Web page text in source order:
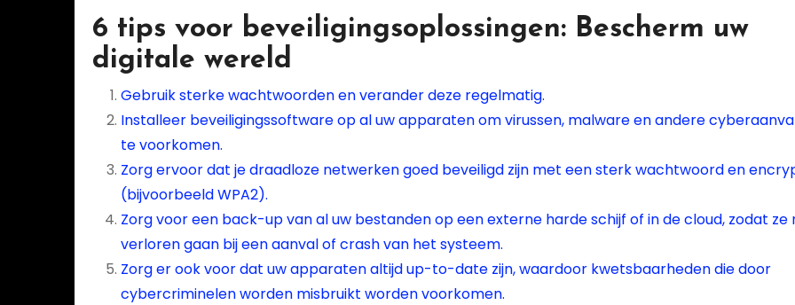
6 tips voor beveiligingsoplossingen: Bescherm uw
digitale wereld
Gebruik sterke wachtwoorden en verander deze regelmatig.
Installeer beveiligingssoftware op al uw apparaten om virussen, malware en andere
te voorkomen.
Zorg ervoor dat je draadloze netwerken goed beveiligd zijn met een sterk wachtwoord en
(bijvoorbeeld WPA2).
Zorg voor een back-up van al uw bestanden op een externe harde schijf of in de cloud, zodat ze
verloren gaan bij een aanval of crash van het systeem.
Zorg er ook voor dat uw apparaten altijd up-to-date zijn, waardoor kwetsbaarheden die door
cybercriminelen worden misbruikt worden voorkomen.